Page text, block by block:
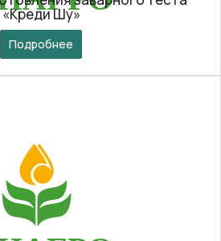
«Креди Шу»
Подробнее